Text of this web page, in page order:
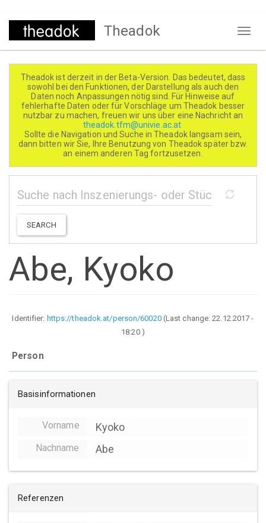
Direkt
Theadok
Theadok ist derzeit in der Beta-Version. Das bedeutet, dass
sowohl bei den Funktionen, der Darstellung als auch den
Daten noch Anpassungen nötig sind. Für Hinweise auf
fehlerhafte Daten oder für Vorschläge um Theadok besser
nutzbar zu machen, freuen wir uns über eine Nachricht an
theadok.tfm@univie.ac.at
Sollte die Navigation und Suche in Theadok langsam sein,
dann bitten wir Sie, Ihre Benutzung von Theadok später bzw.
an einem anderen Tag fortzusetzen.
SEARCH
Abe, Kyoko
Identifier: https://theadok.at/person/60020(Last change:22.12.2017 -
18:20)
Person
Basisinformationen
Vorname Kyoko
Nachname Abe
Referenzen